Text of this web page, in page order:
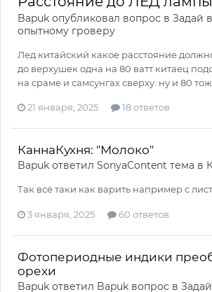
Bapuk опубликовал вопрос в Задай
опытному гроверу
Лед китайский какое расстояние
до верхушек одна на 80 ватт китаец
на сраме и самсунгах сверху. ну и 80
21 января, 2025 18 ответов
КаннаКухня: "Молоко"
Bapuk ответил SonyaContent тема в
Так всё таки как варить например с
3 января, 2025 60 ответов
Фотопериодные индики
орехи
Bapuk ответил Bapuk вопрос в